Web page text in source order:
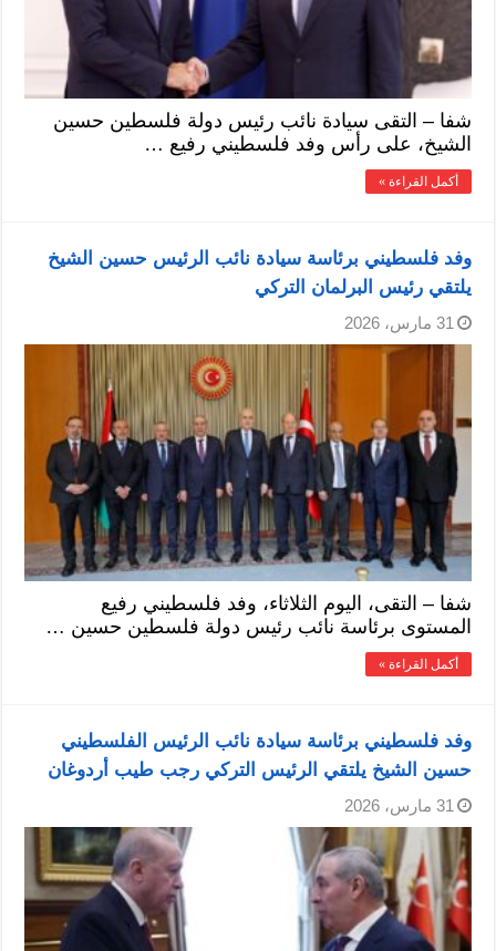
شفا – التقى سيادة نائب رئيس دولة فلسطين حسين
الشيخ، على رأس وفد فلسطيني رفيع …
أكمل القراءة »
وفد فلسطيني برئاسة سيادة نائب الرئيس حسين الشيخ
يلتقي رئيس البرلمان التركي
31 مارس، 2026
شفا – التقى، اليوم الثلاثاء، وفد فلسطيني رفيع
المستوى برئاسة نائب رئيس دولة فلسطين حسين …
أكمل القراءة »
وفد فلسطيني برئاسة سيادة نائب الرئيس الفلسطيني
حسين الشيخ يلتقي الرئيس التركي رجب طيب أردوغان
31 مارس، 2026